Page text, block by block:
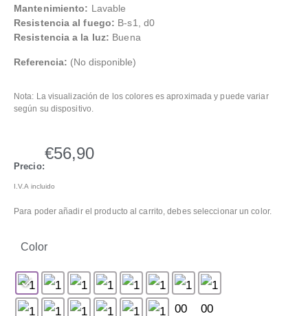
Mantenimiento: Lavable
Resistencia al fuego: B-s1, d0
Resistencia a la luz: Buena
Referencia: (No disponible)
Nota: La visualización de los colores es aproximada y puede variar
según su dispositivo.
Precio:
€56,90
I.V.A incluido
Para poder añadir el producto al carrito, debes seleccionar un color.
Color